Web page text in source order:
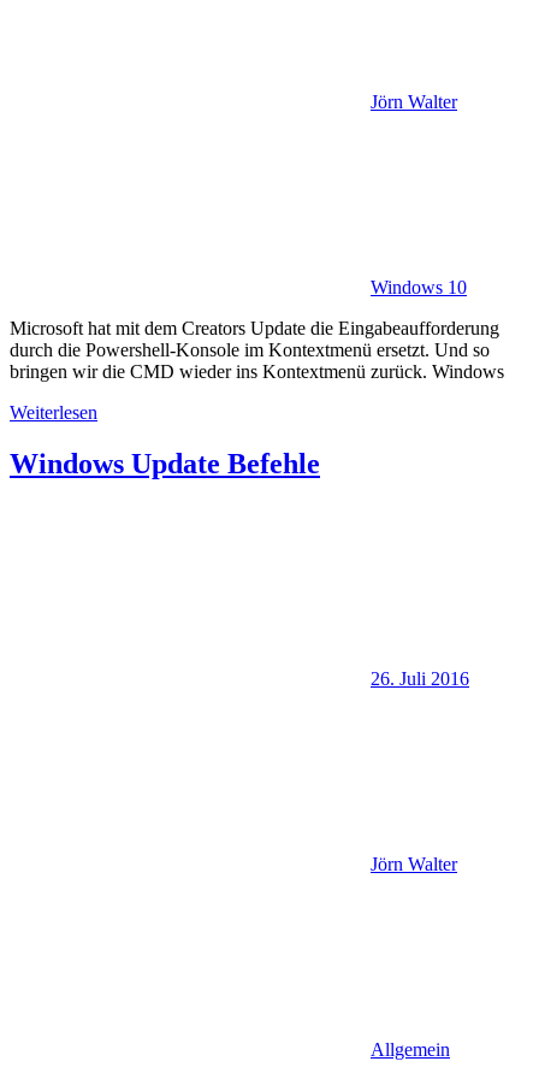
Jörn Walter
Windows 10
Microsoft hat mit dem Creators Update die Eingabeaufforderung
durch die Powershell-Konsole im Kontextmenü ersetzt. Und so
bringen wir die CMD wieder ins Kontextmenü zurück. Windows
Weiterlesen
Windows Update Befehle
26. Juli 2016
Jörn Walter
Allgemein